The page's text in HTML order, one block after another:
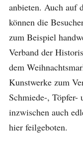
anbieten. Auch auf
können die
zum Beispiel
Verband der
dem
Kunstwerke zum
Schmiede-, Töpfer-
inzwischen auch
hier feilgeboten.